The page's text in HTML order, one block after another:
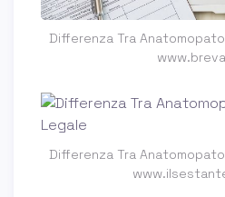
Differenza Tra
Differenza Tra